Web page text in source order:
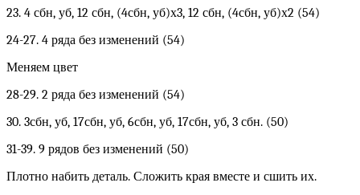
23. 4 сбн, уб, 12 сбн, (4сбн, уб)х3, 12 сбн, (4сбн, уб)х2 (54)
24-27. 4 ряда без изменений (54)
Меняем цвет
28-29. 2 ряда без изменений (54)
30. 3сбн, уб, 17сбн, уб, 6сбн, уб, 17сбн, уб, 3 сбн. (50)
31-39. 9 рядов без изменений (50)
Плотно набить деталь. Сложить края вместе и сшить их.